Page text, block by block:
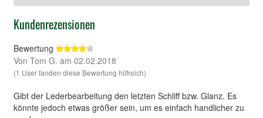
Kundenrezensionen
Bewertung
Von Tom G. am 02.02.2018
(1 User fanden diese Bewertung hilfreich)
Gibt der Lederbearbeitung den letzten Schliff bzw. Glanz. Es
könnte jedoch etwas größer sein, um es einfach handlicher zu